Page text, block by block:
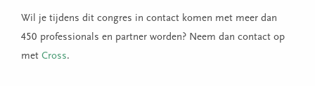
Wil je tijdens dit congres in contact komen met meer dan
450 professionals en partner worden? Neem dan contact op
met Cross.